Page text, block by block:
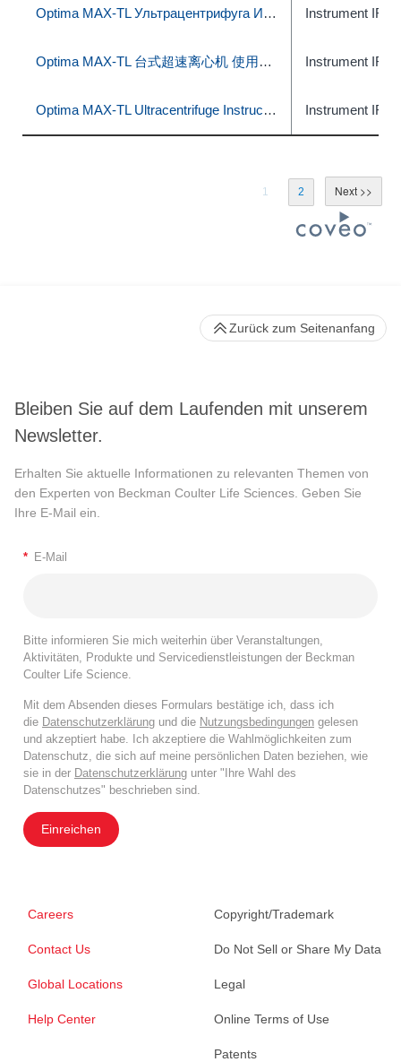
Optima MAX-TL Ультрацентрифуга Инструкция по эксплуатации Instrument IFU
Optima MAX-TL 台式超速离心机 使用说明 Instrument IFU
Optima MAX-TL Ultracentrifuge Instructions for Use Instrument IFU
1 2
Bleiben Sie auf dem Laufenden mit unserem
Newsletter.
Erhalten Sie aktuelle Informationen zu relevanten Themen von
den Experten von Beckman Coulter Life Sciences. Geben Sie
Ihre E-Mail ein.
* E-Mail
Bitte informieren Sie mich weiterhin über Veranstaltungen,
Aktivitäten, Produkte und Servicedienstleistungen der Beckman
Coulter Life Science.
Mit dem Absenden dieses Formulars bestätige ich, dass ich
die Datenschutzerklärung und die Nutzungsbedingungen gelesen
und akzeptiert habe. Ich akzeptiere die Wahlmöglichkeiten zum
Datenschutz, die sich auf meine persönlichen Daten beziehen, wie
sie in der Datenschutzerklärung unter "Ihre Wahl des
Datenschutzes" beschrieben sind.
Einreichen
Careers
Contact Us
Global Locations
Help Center
Copyright/Trademark
Do Not Sell or Share My Data
Legal
Online Terms of Use
Patents
Zurück zum Seitenanfang